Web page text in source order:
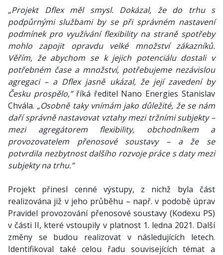
„Projekt Dflex měl smysl. Dokázal, že do trhu s
podpůrnými službami by se při správném nastavení
podmínek pro využívání flexibility na straně spotřeby
mohlo zapojit opravdu velké množství zákazníků.
Věřím, že abychom se k jejich potenciálu dostali v
potřebném čase a množství, potřebujeme nezávislou
agregaci – a Dflex jasně ukázal, že její zavedení by
Česku prospělo,” říká ředitel Nano Energies Stanislav
Chvála. „Osobně taky vnímám jako důležité, že se nám
daří správně nastavovat vztahy mezi tržními subjekty –
mezi agregátorem flexibility, obchodníkem a
provozovatelem přenosové soustavy – a že se
potvrdila nezbytnost dalšího rozvoje práce s daty mezi
subjekty na trhu.”
Projekt přinesl cenné výstupy, z nichž byla část
realizována již v jeho průběhu – např. v podobě úprav
Pravidel provozování přenosové soustavy (Kodexu PS)
v části II, které vstoupily v platnost 1. ledna 2021. Další
změny se budou realizovat v následujících letech.
Identifikoval také celou řadu souvisejících témat a